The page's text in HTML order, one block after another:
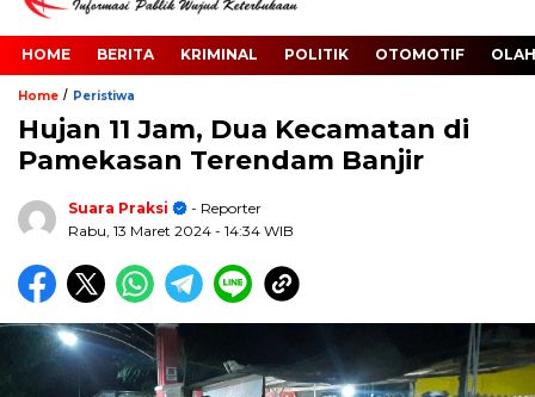
HOME BERITA KRIMINAL POLITIK OTOMOTIF
Home / Peristiwa
Hujan 11 Jam, Dua Kecamatan di
Pamekasan Terendam Banjir
Suara Praksi
- Reporter
Rabu, 13 Maret 2024 - 14:34 WIB